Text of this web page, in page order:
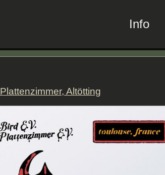
Info
Plattenzimmer, Altötting